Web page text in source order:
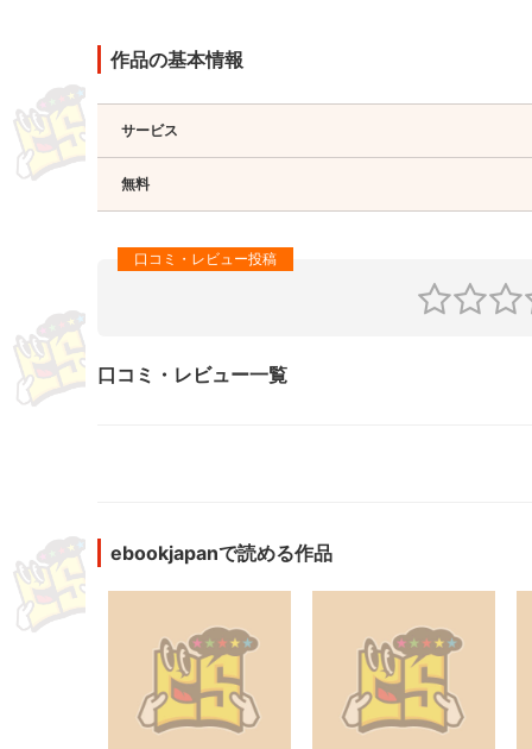
作品の基本情報
サービス
無料
口コミ・レビュー一覧
ebookjapanで読める作品